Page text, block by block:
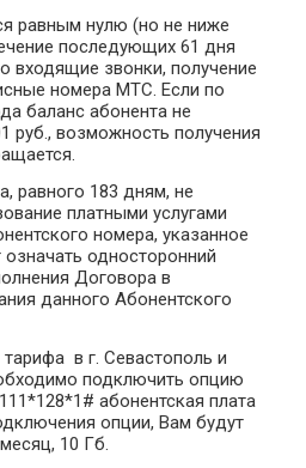
равным нулю (но не ниже
последующих 61 дня
входящие звонки, получение
номера МТС. Если по
баланс абонента не
руб., возможность получения
равного 183 дням, не
платными услугами
номера, указанное
односторонний
Договора в
данного Абонентского
в г. Севастополь и
подключить опцию
абонентская плата
опции, Вам будут
10 Гб.